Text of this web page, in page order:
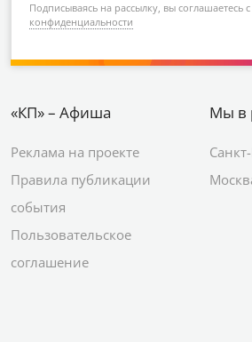
Подписываясь на рассылку, вы соглашаетесь с
конфиденциальности
«КП» – Афиша
Реклама на проекте
Правила публикации
события
Пользовательское
соглашение
Мы в